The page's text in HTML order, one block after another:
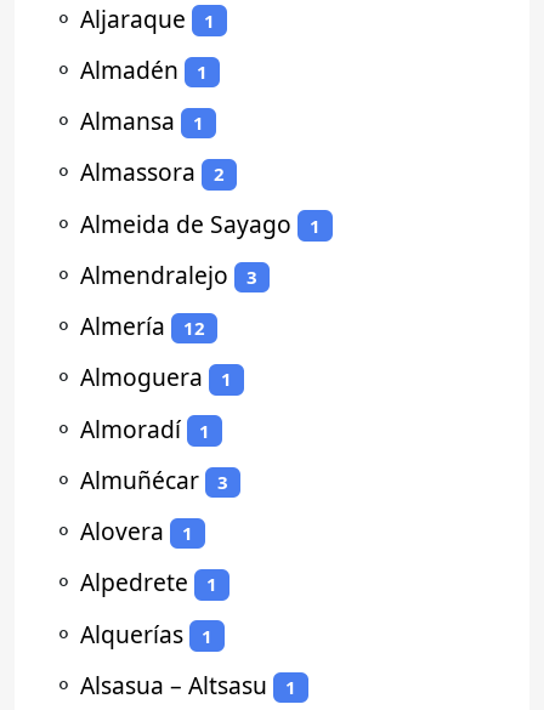
⚬ Aljaraque 1
⚬ Almadén 1
⚬ Almansa 1
⚬ Almassora 2
⚬ Almeida de Sayago 1
⚬ Almendralejo 3
⚬ Almería 12
⚬ Almoguera 1
⚬ Almoradí 1
⚬ Almuñécar 3
⚬ Alovera 1
⚬ Alpedrete 1
⚬ Alquerías 1
⚬ Alsasua – Altsasu 1